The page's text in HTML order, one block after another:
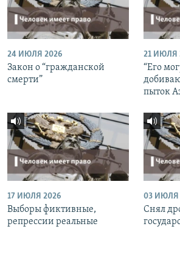
24 ИЮЛЯ 2026
Закон о “гражданской
смерти”
21 ИЮЛЯ
“Его
пыток
17 ИЮЛЯ 2026
Выборы фиктивные,
репрессии реальные
03 ИЮЛЯ
Снял